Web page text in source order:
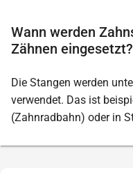
Wann werden
Zähnen eingesetzt?
Die Stangen werden
verwendet. Das ist
(Zahnradbahn) oder in